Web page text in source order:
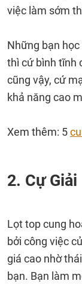
việc làm sớm
Những bạn
thì cứ bình tĩnh
cũng vậy, cứ
khả năng cao
Xem thêm: 5
2. Cự Giải
Lọt top cung
bởi công việc
giá cao nhờ
bạn. Bạn làm